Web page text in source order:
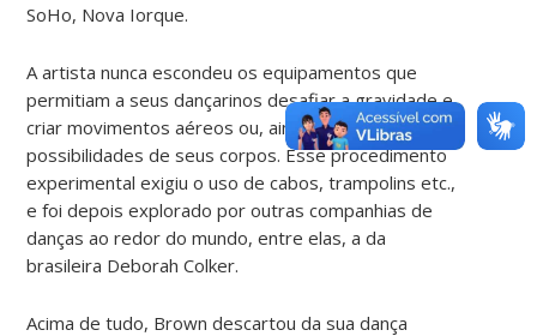
SoHo, Nova Iorque.
A artista nunca escondeu os equipamentos que
permitiam a seus dançarinos desafiar a gravidade e
criar movimentos aéreos ou, ainda, estender as
possibilidades de seus corpos. Esse procedimento
experimental exigiu o uso de cabos, trampolins etc.,
e foi depois explorado por outras companhias de
danças ao redor do mundo, entre elas, a da
brasileira Deborah Colker.
Acima de tudo, Brown descartou da sua dança